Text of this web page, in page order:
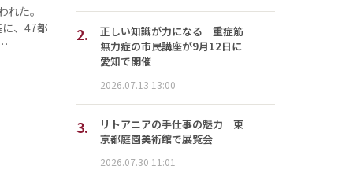
た。
、47都
2.
正しい知識が力になる 重症筋
無力症の市民講座が9月12日に
愛知で開催
2026.07.13 13:00
3.
リトアニアの手仕事の魅力 東
京都庭園美術館で展覧会
2026.07.30 11:01